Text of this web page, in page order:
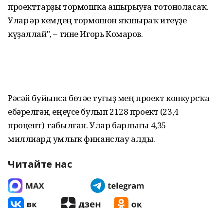
проекттарҙы тормошҡа ашырыуға тотоноласаҡ.
Улар һәр кемдең тормошон яҡшыраҡ итеүҙе
күҙаллай", – тине Игорь Комаров.
Рәсәй буйынса бөтәһе туғыҙ мең проект конкурсҡа
ебәрелгән, еңеүсе булып 2128 проект (23,4
процент) табылған. Улар барлығы 4,35
миллиард һумлыҡ финанслау алды.
Читайте нас